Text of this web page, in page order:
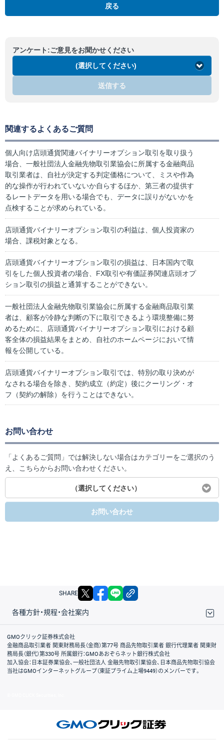
戻る
アンケート:ご意見をお聞かせください
(選択してください)
送信する
関連するよくあるご質問
個人向け店頭通貨関連バイナリーオプション取引を取り扱う
場合、一般社団法人金融先物取引業協会に所属する金融商品
取引業者は、自社が決定する判定価格について、ミスや作為
的な操作が行われていないか自らするほか、第三者の提供す
るレートデータを用いる場合でも、データに誤りがないかを
点検することが求められている。
店頭通貨バイナリーオプション取引の利益は、個人投資家の
場合、課税対象となる。
店頭通貨バイナリーオプション取引の損益は、日本国内で取
引をした個人投資者の場合、FX取引や有価証券関連店頭オプ
ション取引の損益と通算することができない。
一般社団法人金融先物取引業協会に所属する金融商品取引業
者は、顧客が冷静な判断の下に取引できるよう環境整備に努
めるために、店頭通貨バイナリーオプション取引における顧
客全体の損益結果をまとめ、自社のホームページにおいて情
報を公開している。
店頭通貨バイナリーオプション取引では、特別の取り決めが
なされる場合を除き、契約成立（約定）後にクーリング・オ
フ（契約の解除）を行うことはできない。
お問い合わせ
「よくあるご質問」では解決しない場合はカテゴリーをご選択のう
え、こちらからお問い合わせください。
（選択してください）
お問い合わせ
SHARE X facebook
各種方針・規程・会社案内
取引規程・約款
サイトマップ
その他のご案内
個人情報保護方針
最良執行方針
サイトのご利用について
ディスクレイマー
信託保全
リスク説明
会社案内
GMOクリック証券株式会社
金融商品取引業者 関東財務局長（金商）第77号 商品先物取引業者 銀行代理業者 関東財
務局長（銀代）第330号 所属銀行：GMOあおぞらネット銀行株式会社
加入協会：日本証券業協会、一般社団法人 金融先物取引業協会、日本商品先物取引協会
当社はGMOインターネットグループ（東証プライム上場9449）のメンバーです。